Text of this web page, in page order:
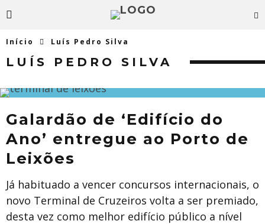
Início Luís Pedro Silva
LUÍS PEDRO SILVA
Galardão de ‘Edifício do
Ano’ entregue ao Porto de
Leixões
Já habituado a vencer concursos internacionais, o
novo Terminal de Cruzeiros volta a ser premiado,
desta vez como melhor edifício público a nível